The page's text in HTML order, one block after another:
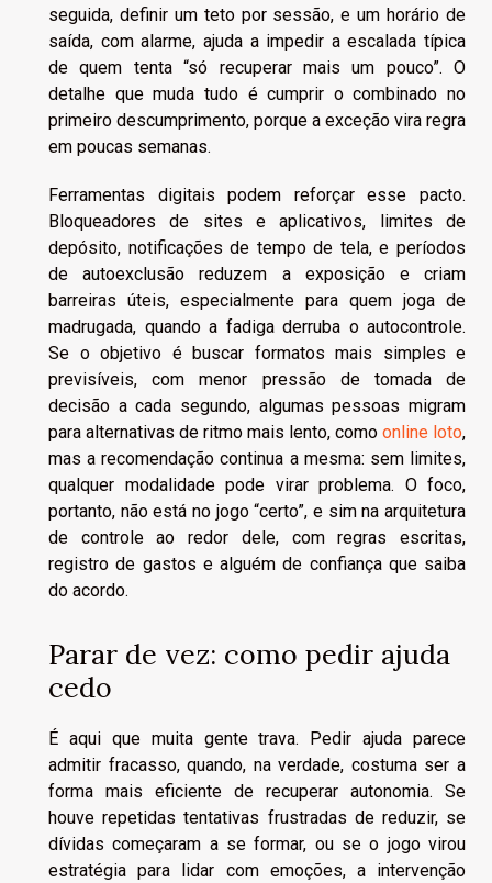
seguida, definir um teto por sessão, e um horário de
saída, com alarme, ajuda a impedir a escalada típica
de quem tenta “só recuperar mais um pouco”. O
detalhe que muda tudo é cumprir o combinado no
primeiro descumprimento, porque a exceção vira regra
em poucas semanas.
Ferramentas digitais podem reforçar esse pacto.
Bloqueadores de sites e aplicativos, limites de
depósito, notificações de tempo de tela, e períodos
de autoexclusão reduzem a exposição e criam
barreiras úteis, especialmente para quem joga de
madrugada, quando a fadiga derruba o autocontrole.
Se o objetivo é buscar formatos mais simples e
previsíveis, com menor pressão de tomada de
decisão a cada segundo, algumas pessoas migram
para alternativas de ritmo mais lento, como online loto,
mas a recomendação continua a mesma: sem limites,
qualquer modalidade pode virar problema. O foco,
portanto, não está no jogo “certo”, e sim na arquitetura
de controle ao redor dele, com regras escritas,
registro de gastos e alguém de confiança que saiba
do acordo.
Parar de vez: como pedir ajuda
cedo
É aqui que muita gente trava. Pedir ajuda parece
admitir fracasso, quando, na verdade, costuma ser a
forma mais eficiente de recuperar autonomia. Se
houve repetidas tentativas frustradas de reduzir, se
dívidas começaram a se formar, ou se o jogo virou
estratégia para lidar com emoções, a intervenção